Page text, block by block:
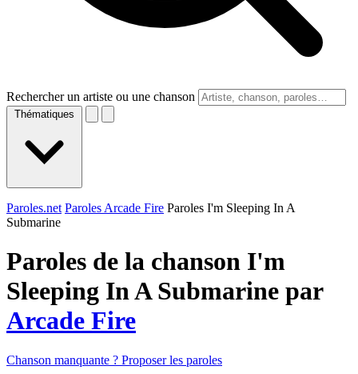
Rechercher un artiste ou une chanson
Thématiques
Paroles.net Paroles Arcade Fire Paroles I'm Sleeping In A
Submarine
Paroles de la chanson I'm
Sleeping In A Submarine par
Arcade Fire
Chanson manquante ? Proposer les paroles